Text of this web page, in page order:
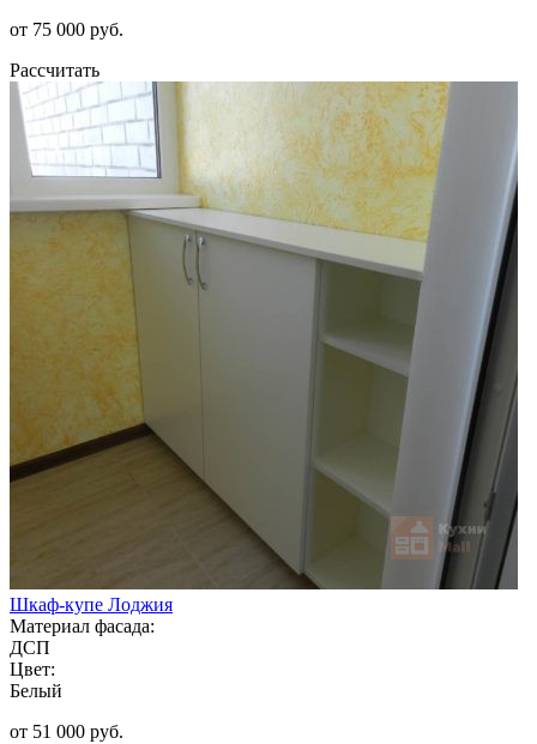
от 75 000 руб.
Рассчитать
Шкаф-купе Лоджия
Материал фасада:
ДСП
Цвет:
Белый
от 51 000 руб.